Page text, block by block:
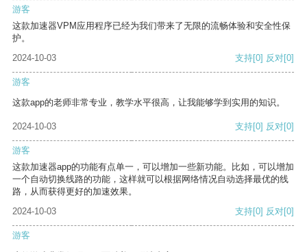
游客
这款加速器VPM应用程序已经为我们带来了无限的流畅体验和安全性保
护。
2024-10-03
支持[0] 反对[0]
游客
这款app的老师非常专业，教学水平很高，让我能够学到实用的知识。
2024-10-03 支持[0] 反对[0]
游客
这款加速器app的功能有点单一，可以增加一些新功能。比如，可以增加
一个自动切换线路的功能，这样就可以根据网络情况自动选择最优的线
路，从而获得更好的加速效果。
2024-10-03
支持[0] 反对[0]
游客